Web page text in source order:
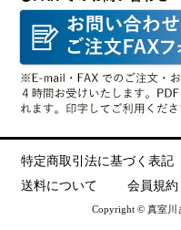
特定商取引法に基づく表記
送料について
会員規約
Copyright © 真室川